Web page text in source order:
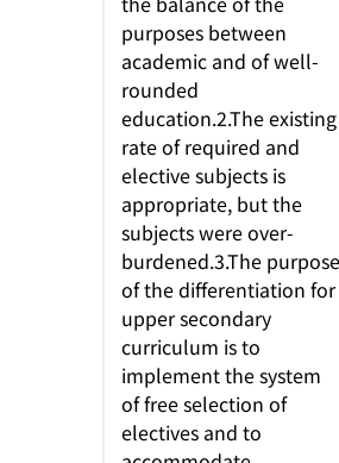
purposes between
academic and of well-
rounded
education.2.The existing
rate of required and
elective subjects is
appropriate, but the
subjects were over-
burdened.3.The purpose
of the differentiation for
upper secondary
curriculum is to
implement the system
of free selection of
electives and to